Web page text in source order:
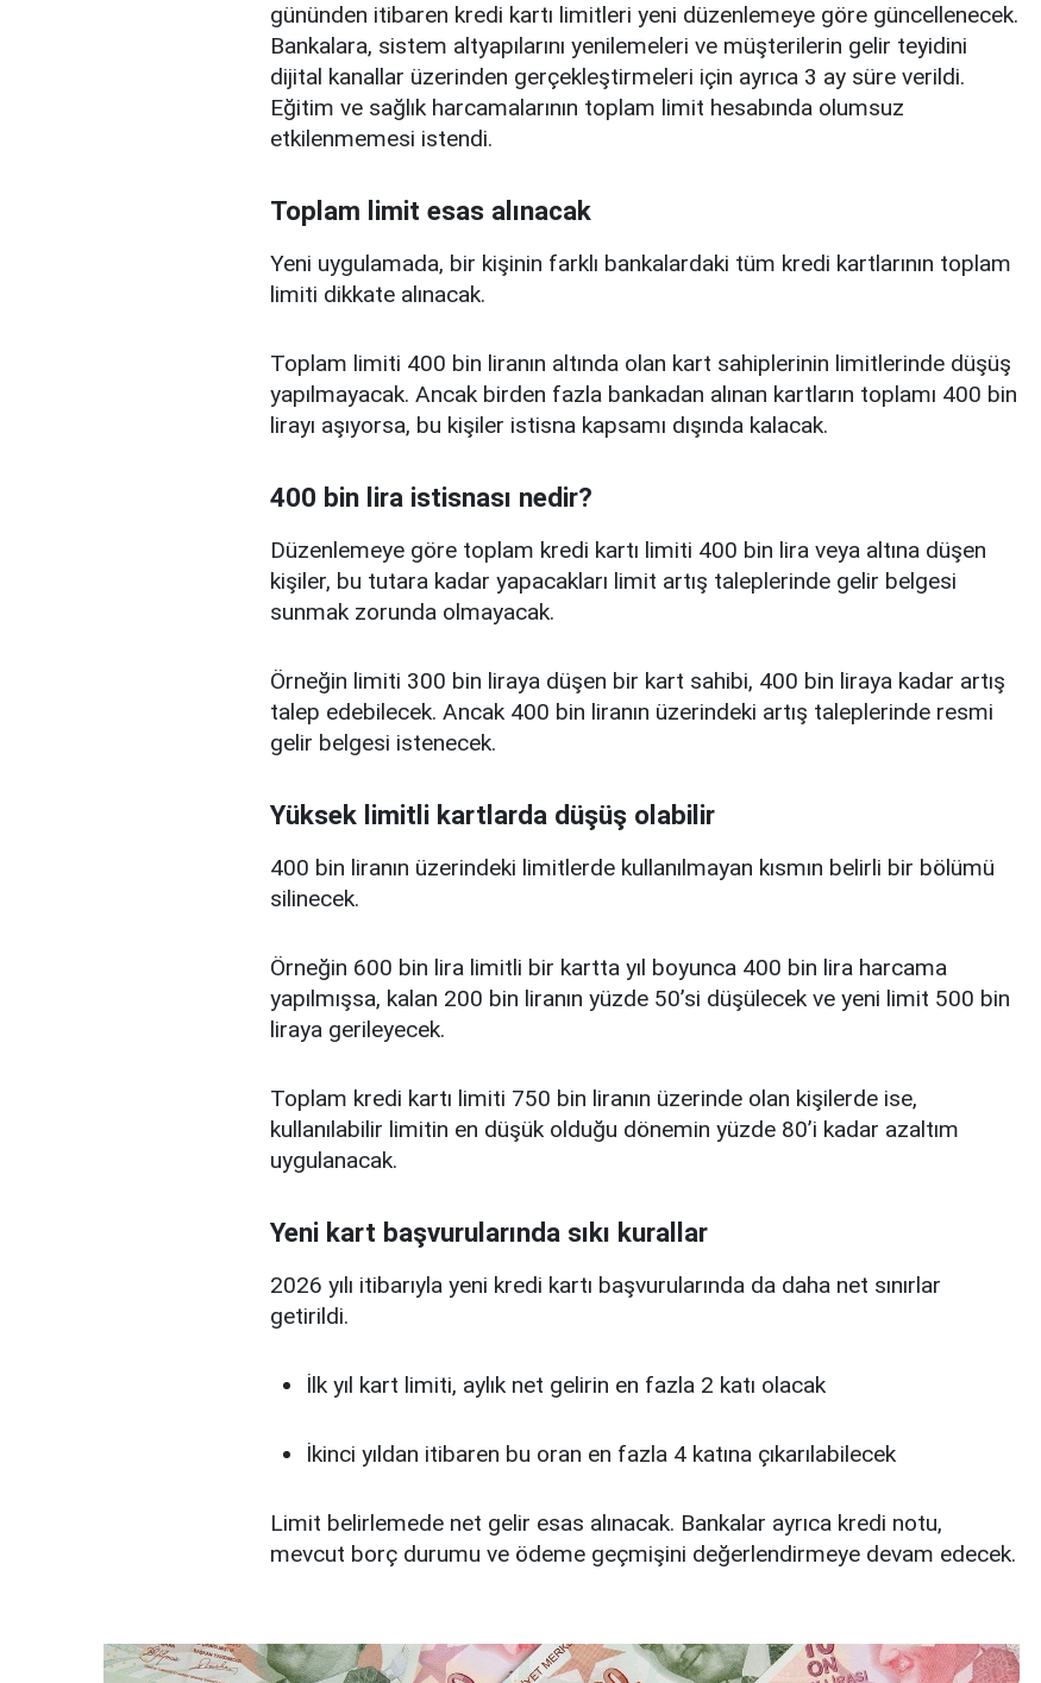
gününden itibaren kredi kartı limitleri yeni düzenlemeye göre güncellenecek.
Bankalara, sistem altyapılarını yenilemeleri ve müşterilerin gelir teyidini
dijital kanallar üzerinden gerçekleştirmeleri için ayrıca 3 ay süre verildi.
Eğitim ve sağlık harcamalarının toplam limit hesabında olumsuz
etkilenmemesi istendi.
Toplam limit esas alınacak
Yeni uygulamada, bir kişinin farklı bankalardaki tüm kredi kartlarının toplam
limiti dikkate alınacak.
Toplam limiti 400 bin liranın altında olan kart sahiplerinin limitlerinde düşüş
yapılmayacak. Ancak birden fazla bankadan alınan kartların toplamı 400 bin
lirayı aşıyorsa, bu kişiler istisna kapsamı dışında kalacak.
400 bin lira istisnası nedir?
Düzenlemeye göre toplam kredi kartı limiti 400 bin lira veya altına düşen
kişiler, bu tutara kadar yapacakları limit artış taleplerinde gelir belgesi
sunmak zorunda olmayacak.
Örneğin limiti 300 bin liraya düşen bir kart sahibi, 400 bin liraya kadar artış
talep edebilecek. Ancak 400 bin liranın üzerindeki artış taleplerinde resmi
gelir belgesi istenecek.
Yüksek limitli kartlarda düşüş olabilir
400 bin liranın üzerindeki limitlerde kullanılmayan kısmın belirli bir bölümü
silinecek.
Örneğin 600 bin lira limitli bir kartta yıl boyunca 400 bin lira harcama
yapılmışsa, kalan 200 bin liranın yüzde 50’si düşülecek ve yeni limit 500 bin
liraya gerileyecek.
Toplam kredi kartı limiti 750 bin liranın üzerinde olan kişilerde ise,
kullanılabilir limitin en düşük olduğu dönemin yüzde 80’i kadar azaltım
uygulanacak.
Yeni kart başvurularında sıkı kurallar
2026 yılı itibarıyla yeni kredi kartı başvurularında da daha net sınırlar
getirildi.
İlk yıl kart limiti, aylık net gelirin en fazla 2 katı olacak
İkinci yıldan itibaren bu oran en fazla 4 katına çıkarılabilecek
Limit belirlemede net gelir esas alınacak. Bankalar ayrıca kredi notu,
mevcut borç durumu ve ödeme geçmişini değerlendirmeye devam edecek.